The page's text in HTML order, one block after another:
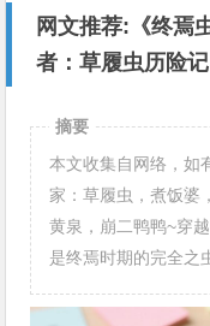
网文推荐:《终焉
者：草履虫历险
摘要
本文收集自网络，如
家：草履虫，煮饭婆
黄泉，崩二鸭鸭~穿
是终焉时期的完全之